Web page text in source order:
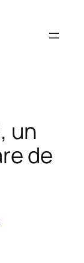
un
de